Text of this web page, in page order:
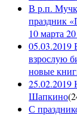
В р.п.
праздник
10 марта
взрослую
новые
25.02.2019
Шапкино(
С